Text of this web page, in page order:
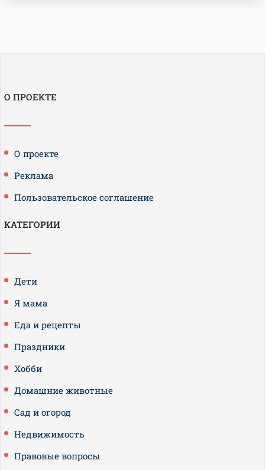
О ПРОЕКТЕ
О проекте
Реклама
Пользовательское соглашение
КАТЕГОРИИ
Дети
Я мама
Еда и рецепты
Праздники
Хобби
Домашние животные
Сад и огород
Недвижимость
Правовые вопросы